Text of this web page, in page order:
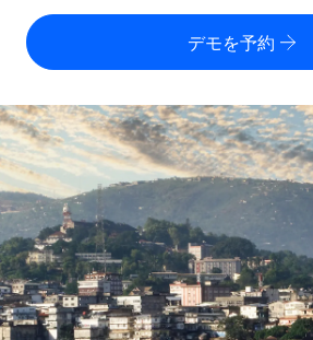
Contractor of Record
世界中の契約社員と法令を遵守して契約
世界中の契約社員をオンボーディング
PEO
複雑な雇用関連業務を外部委託
インフラ
Remote統合
人事機能をワークフローにシームレス
Remoteを他社と比較
成長の段階
スタートアップ
成長中の企業向けのアジャイルなグロ
リューション
ミッドマーケット
カスタマイズされた人事ソリューショ
従業員コスト計算ツール
契約社員の報酬計算ツール
グローバルな契約社員向けに、通貨オ
ドを確認する
REMOTEで学習
リサーチおよびガイド
活用事例
English
Nederlands
Français
Deutsch
Español
ログイン
デモを予約